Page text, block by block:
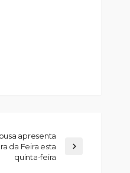
apresenta
da Feira esta
quinta-feira